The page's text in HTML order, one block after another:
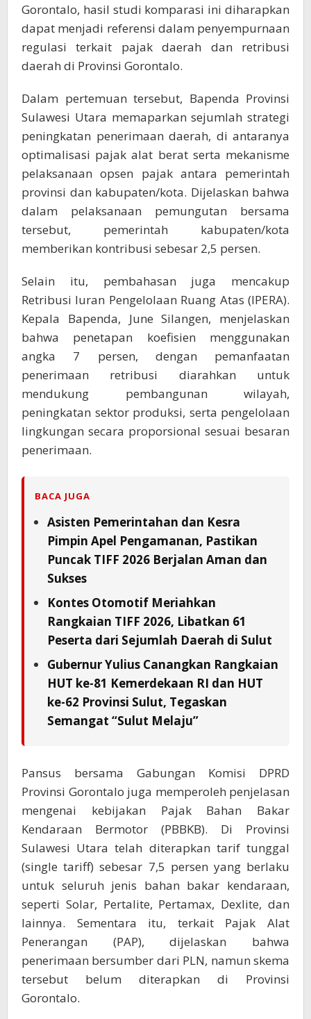
Gorontalo, hasil studi komparasi ini diharapkan
dapat menjadi referensi dalam penyempurnaan
regulasi terkait pajak daerah dan retribusi
daerah di Provinsi Gorontalo.
Dalam pertemuan tersebut, Bapenda Provinsi
Sulawesi Utara memaparkan sejumlah strategi
peningkatan penerimaan daerah, di antaranya
optimalisasi pajak alat berat serta mekanisme
pelaksanaan opsen pajak antara pemerintah
provinsi dan kabupaten/kota. Dijelaskan bahwa
dalam pelaksanaan pemungutan bersama
tersebut, pemerintah kabupaten/kota
memberikan kontribusi sebesar 2,5 persen.
Selain itu, pembahasan juga mencakup
Retribusi Iuran Pengelolaan Ruang Atas (IPERA).
Kepala Bapenda, June Silangen, menjelaskan
bahwa penetapan koefisien menggunakan
angka 7 persen, dengan pemanfaatan
penerimaan retribusi diarahkan untuk
mendukung pembangunan wilayah,
peningkatan sektor produksi, serta pengelolaan
lingkungan secara proporsional sesuai besaran
penerimaan.
BACA JUGA
Asisten Pemerintahan dan Kesra
Pimpin Apel Pengamanan, Pastikan
Puncak TIFF 2026 Berjalan Aman dan
Sukses
Kontes Otomotif Meriahkan
Rangkaian TIFF 2026, Libatkan 61
Peserta dari Sejumlah Daerah di Sulut
Gubernur Yulius Canangkan Rangkaian
HUT ke-81 Kemerdekaan RI dan HUT
ke-62 Provinsi Sulut, Tegaskan
Semangat “Sulut Melaju”
Pansus bersama Gabungan Komisi DPRD
Provinsi Gorontalo juga memperoleh penjelasan
mengenai kebijakan Pajak Bahan Bakar
Kendaraan Bermotor (PBBKB). Di Provinsi
Sulawesi Utara telah diterapkan tarif tunggal
(single tariff) sebesar 7,5 persen yang berlaku
untuk seluruh jenis bahan bakar kendaraan,
seperti Solar, Pertalite, Pertamax, Dexlite, dan
lainnya. Sementara itu, terkait Pajak Alat
Penerangan (PAP), dijelaskan bahwa
penerimaan bersumber dari PLN, namun skema
tersebut belum diterapkan di Provinsi
Gorontalo.